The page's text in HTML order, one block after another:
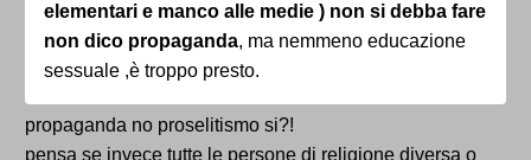
elementari e manco alle medie ) non si debba fare
non dico propaganda, ma nemmeno educazione
sessuale ,è troppo presto.
propaganda no proselitismo si?!
pensa se invece tutte le persone di religione diversa o